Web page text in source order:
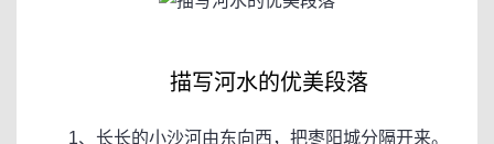
描写河水的优美段落
1、长长的小沙河由东向西，把枣阳城分隔开来。